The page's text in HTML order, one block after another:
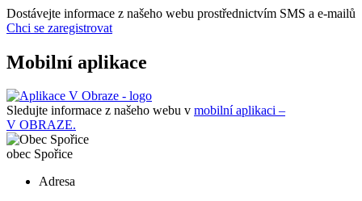
Dostávejte informace z našeho webu prostřednictvím SMS a e-mailů
Chci se zaregistrovat
Mobilní aplikace
Sledujte informace z našeho webu v mobilní aplikaci –
V OBRAZE.
obec Spořice
Adresa